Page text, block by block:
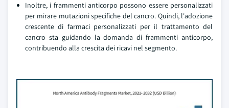
Inoltre, i frammenti anticorpo possono essere personalizzati
per mirare mutazioni specifiche del cancro. Quindi, l'adozione
crescente di farmaci personalizzati per il trattamento del
cancro sta guidando la domanda di frammenti anticorpo,
contribuendo alla crescita dei ricavi nel segmento.